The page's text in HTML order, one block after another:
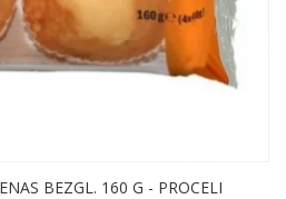
BEZGL. 160 G - PROCELI